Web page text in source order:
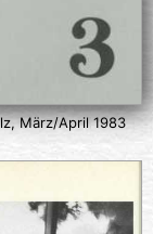
März/April 1983